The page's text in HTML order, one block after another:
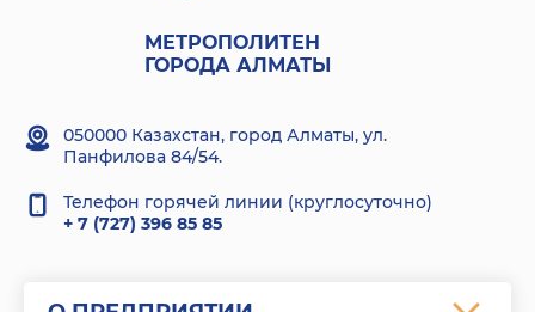
08:01:42
08:19:10
МЕТРОПОЛИТЕН
ГОРОДА АЛМАТЫ
050000 Казахстан, город Алматы, ул.
Панфилова 84/54.
Телефон горячей линии (круглосуточно)
+ 7 (727) 396 85 85